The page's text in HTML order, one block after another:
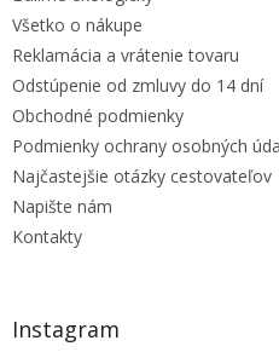
Všetko o nákupe
Reklamácia a vrátenie tovaru
Odstúpenie od zmluvy do 14 dní
Obchodné podmienky
Podmienky ochrany osobných
Najčastejšie otázky cestovateľov
Napište nám
Kontakty
Instagram